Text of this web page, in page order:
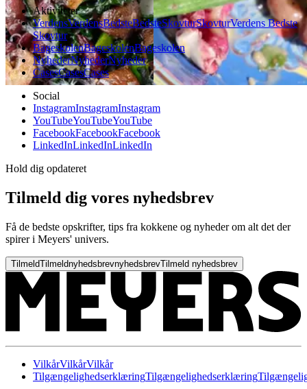
Aktiviteter
VerdensVerdensBedsteBedsteSkovturSkovturVerdens Bedste
Skovtur
BageskolenBageskolenBageskolen
NyhederNyhederNyheder
CasesCasesCases
Social
InstagramInstagramInstagram
YouTubeYouTubeYouTube
FacebookFacebookFacebook
LinkedInLinkedInLinkedIn
Hold dig opdateret
Tilmeld dig vores nyhedsbrev
Få de bedste opskrifter, tips fra kokkene og nyheder om alt det der
spirer i Meyers' univers.
TilmeldTilmeldnyhedsbrevnyhedsbrevTilmeld nyhedsbrev
VilkårVilkårVilkår
TilgængelighedserklæringTilgængelighedserklæring